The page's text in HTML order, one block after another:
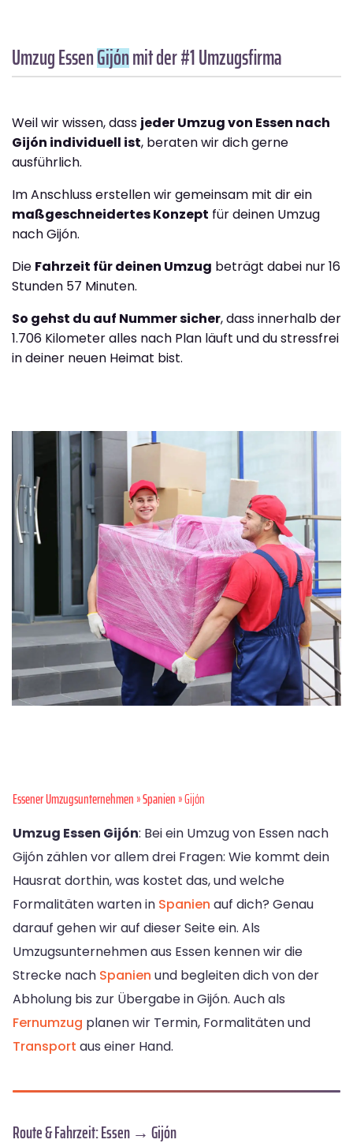
Umzug EssenGijónmit der #1 Umzugsfirma
Weil wir wissen, dass jeder Umzug von Essen nach
Gijón individuell ist, beraten wir dich gerne
ausführlich.
Im Anschluss erstellen wir gemeinsam mit dir ein
maßgeschneidertes Konzept für deinen Umzug
nach Gijón.
Die Fahrzeit für deinen Umzug beträgt dabei nur 16
Stunden 57 Minuten.
So gehst du auf Nummer sicher, dass innerhalb der
1.706 Kilometer alles nach Plan läuft und du stressfrei
in deiner neuen Heimat bist.
Essener Umzugsunternehmen»Spanien» Gijón
Umzug Essen Gijón: Bei ein Umzug von Essen nach
Gijón zählen vor allem drei Fragen: Wie kommt dein
Hausrat dorthin, was kostet das, und welche
Formalitäten warten in Spanien auf dich? Genau
darauf gehen wir auf dieser Seite ein. Als
Umzugsunternehmen aus Essen kennen wir die
Strecke nach Spanien und begleiten dich von der
Abholung bis zur Übergabe in Gijón. Auch als
Fernumzug planen wir Termin, Formalitäten und
Transport aus einer Hand.
Route & Fahrzeit: Essen → Gijón